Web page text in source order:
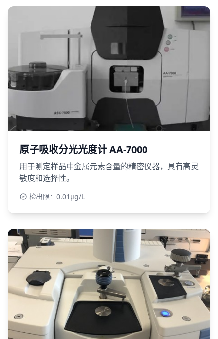
原子吸收分光光度计 AA-7000
用于测定样品中金属元素含量的精密仪器，具有高灵
敏度和选择性。
检出限：0.01μg/L